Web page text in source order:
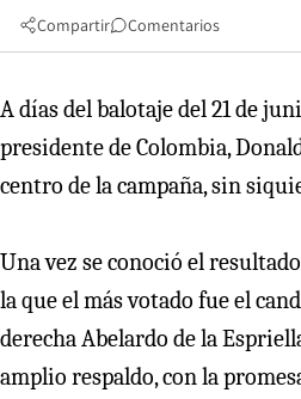
Compartir Comentarios
A días del balotaje del 21 de
presidente de Colombia,
centro de la campaña, sin
Una vez se conoció el
la que el más votado fue el
derecha Abelardo de la
amplio respaldo, con la